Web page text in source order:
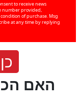
to receive news
number provided,
of purchase. Msg
at any time by replying
כן
?האם